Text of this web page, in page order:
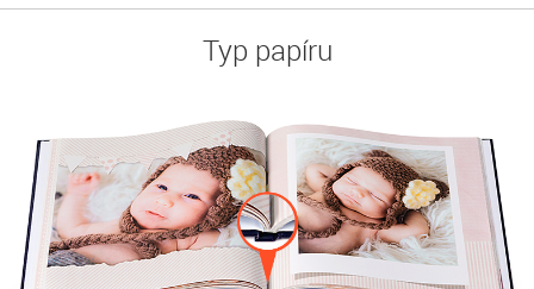
Typ papíru